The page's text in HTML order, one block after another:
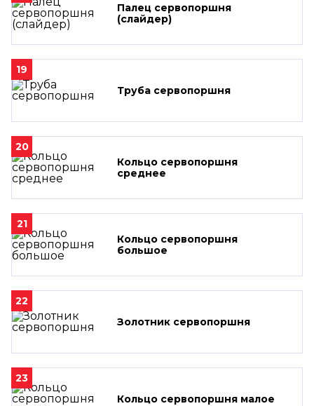
Палец сервопоршня
(слайдер)
19
Труба сервопоршня
20
Кольцо сервопоршня
среднее
21
Кольцо сервопоршня
большое
22
Золотник сервопоршня
23
Кольцо сервопоршня малое